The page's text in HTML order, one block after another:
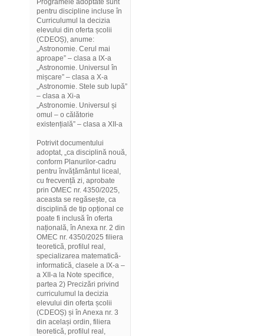
Programele adoptate sunt
pentru discipline incluse în
Curriculumul la decizia
elevului din oferta școlii
(CDEOȘ), anume:
„Astronomie. Cerul mai
aproape” – clasa a IX-a
„Astronomie. Universul în
mișcare” – clasa a X-a
„Astronomie. Stele sub lupă”
– clasa a Xi-a
„Astronomie. Universul și
omul – o călătorie
existențială” – clasa a XII-a
Potrivit documentului
adoptat, „ca disciplină nouă,
conform Planurilor-cadru
pentru învățământul liceal,
cu frecvență zi, aprobate
prin OMEC nr. 4350/2025,
aceasta se regăsește, ca
disciplină de tip opțional ce
poate fi inclusă în oferta
națională, în Anexa nr. 2 din
OMEC nr. 4350/2025 filiera
teoretică, profilul real,
specializarea matematică-
informatică, clasele a IX-a –
a XII-a la Note specifice,
partea 2) Precizări privind
curriculumul la decizia
elevului din oferta școlii
(CDEOȘ) și în Anexa nr. 3
din același ordin, filiera
teoretică, profilul real,